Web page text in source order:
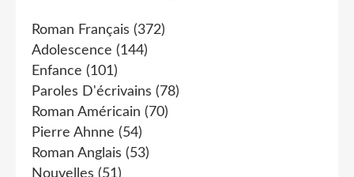
Roman Français (372)
Adolescence (144)
Enfance (101)
Paroles D'écrivains (78)
Roman Américain (70)
Pierre Ahnne (54)
Roman Anglais (53)
Nouvelles (51)